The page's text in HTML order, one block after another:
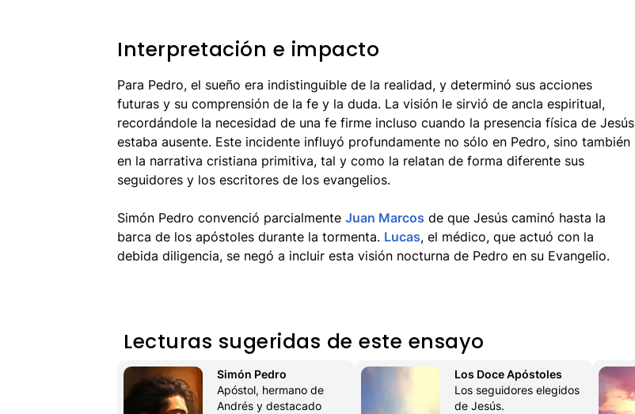
Interpretación e impacto
Para Pedro, el sueño era indistinguible de la realidad, y determinó sus acciones
futuras y su comprensión de la fe y la duda. La visión le sirvió de ancla espiritual,
recordándole la necesidad de una fe firme incluso cuando la presencia física de Jesús
estaba ausente. Este incidente influyó profundamente no sólo en Pedro, sino también
en la narrativa cristiana primitiva, tal y como la relatan de forma diferente sus
seguidores y los escritores de los evangelios.
Simón Pedro convenció parcialmente Juan Marcos de que Jesús caminó hasta la
barca de los apóstoles durante la tormenta. Lucas, el médico, que actuó con la
debida diligencia, se negó a incluir esta visión nocturna de Pedro en su Evangelio.
Lecturas sugeridas de este ensayo
Simón Pedro
Apóstol, hermano de
Andrés y destacado
Los Doce Apóstoles
Los seguidores elegidos
de Jesús.